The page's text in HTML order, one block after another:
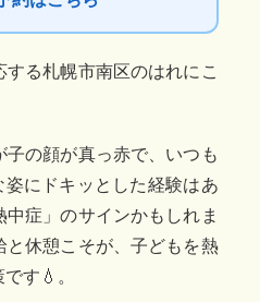
る札幌市南区のはれにこ
の顔が真っ赤で、いつも
にドキッとした経験はあ
症」のサインかもしれま
休憩こそが、子どもを熱
す💧。